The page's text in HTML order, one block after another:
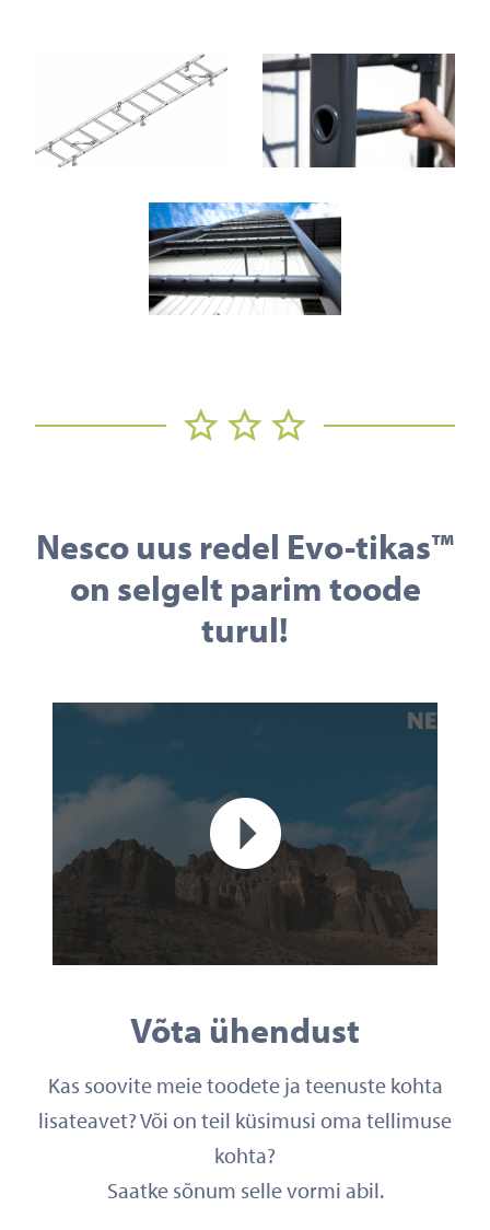
Nesco uus redel Evo-tikas™
on selgelt parim toode
turul!
Võta ühendust
Kas soovite meie toodete ja teenuste kohta
lisateavet? Või on teil küsimusi oma tellimuse
kohta?
Saatke sõnum selle vormi abil.